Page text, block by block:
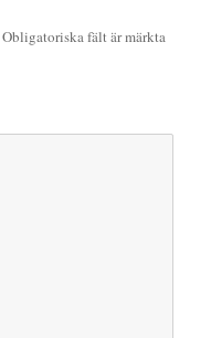
Obligatoriska fält är märkta